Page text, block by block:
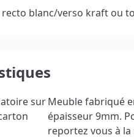
recto blanc/verso kraft ou
surMeuble fabriqué
épaisseur 9mm.
reportez vous à